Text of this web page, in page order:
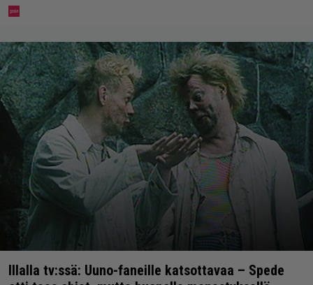
Illalla tv:ssä: Uuno-faneille katsottavaa – Spede